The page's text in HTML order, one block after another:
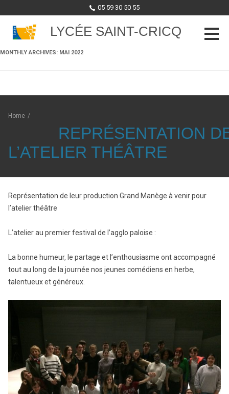
05 59 30 50 55
LYCÉE SAINT-CRICQ
MONTHLY ARCHIVES: MAI 2022
Home /
REPRÉSENTATION
L’ATELIER THÉÂTRE
Représentation de leur production Grand Manège à venir pour
l’atelier théâtre
L’atelier au premier festival de l’agglo paloise :
La bonne humeur, le partage et l’enthousiasme ont accompagné
tout au long de la journée nos jeunes comédiens en herbe,
talentueux et généreux.